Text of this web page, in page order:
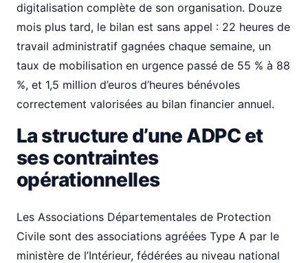
digitalisation complète de son organisation. Douze
mois plus tard, le bilan est sans appel : 22 heures de
travail administratif gagnées chaque semaine, un
taux de mobilisation en urgence passé de 55 % à 88
%, et 1,5 million d’euros d’heures bénévoles
correctement valorisées au bilan financier annuel.
La structure d’une ADPC et
ses contraintes
opérationnelles
Les Associations Départementales de Protection
Civile sont des associations agréées Type A par le
ministère de l’Intérieur, fédérées au niveau national